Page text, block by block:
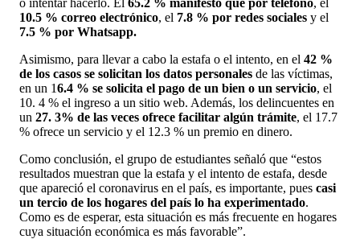
10.5 % correo electrónico, el 7.8 % por redes sociales y el
7.5 % por Whatsapp.
Asimismo, para llevar a cabo la estafa o el intento, en el 42 %
de los casos se solicitan los datos personales de las víctimas,
en un 16.4 % se solicita el pago de un bien o un servicio, el
10. 4 % el ingreso a un sitio web. Además, los delincuentes en
un 27. 3% de las veces ofrece facilitar algún trámite, el 17.7
% ofrece un servicio y el 12.3 % un premio en dinero.
Como conclusión, el grupo de estudiantes señaló que “estos
resultados muestran que la estafa y el intento de estafa, desde
que apareció el coronavirus en el país, es importante, pues casi
un tercio de los hogares del país lo ha experimentado.
Como es de esperar, esta situación es más frecuente en hogares
cuya situación económica es más favorable”.